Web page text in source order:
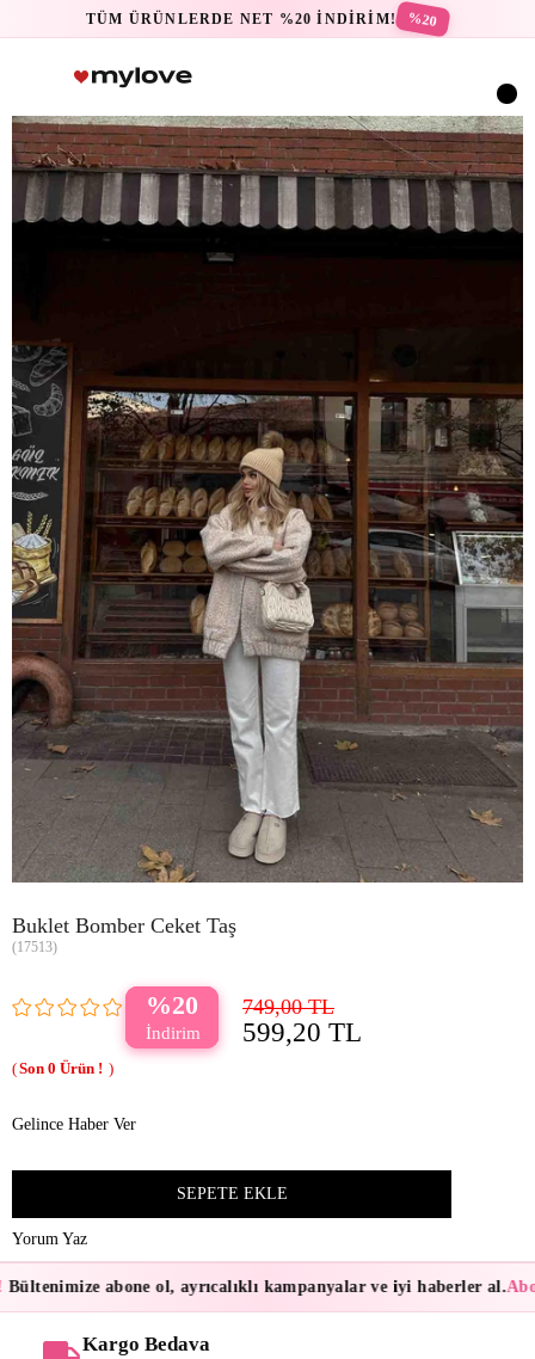
TÜM ÜRÜNLERDE NET %20 İNDİRİM! %20
Buklet Bomber Ceket Taş
(17513)
20 749,00 TL
599,20 TL
0
Gelince Haber Ver
Yorum Yaz
abone ol, ayrıcalıklı kampanyalar ve iyi haberler al.
Kargo Bedava